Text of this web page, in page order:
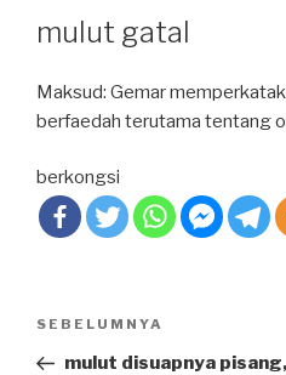
mulut gatal
Maksud: Gemar
berfaedah terutama tentang
berkongsi
Post
Previous
Post
SEBELUMNYA
mulut disuapnya